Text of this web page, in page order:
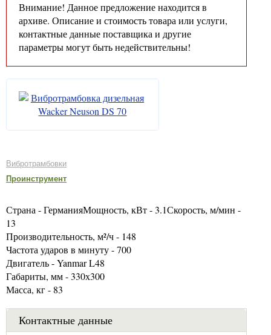
Внимание! Данное предложение находится в
архиве. Описание и стоимость товара или услуги,
контактные данные поставщика и другие
параметры могут быть недействительны!
Вибротрамбовки
Проинструмент
Страна - ГерманияМощность, кВт - 3.1Скорость, м/мин -
13
Производительность, м²/ч - 148
Частота ударов в минуту - 700
Двигатель - Yanmar L48
Габариты, мм - 330х300
Масса, кг - 83
Контактные данные